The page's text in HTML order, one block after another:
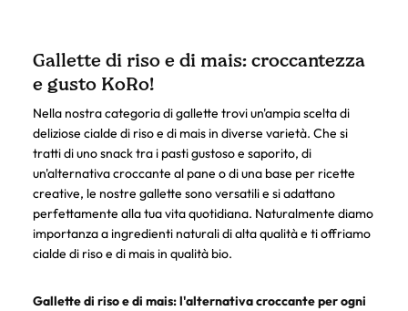
Gallette di riso e di mais: croccantezza
e gusto KoRo!
Nella nostra categoria di gallette trovi un'ampia scelta di
deliziose cialde di riso e di mais in diverse varietà. Che si
tratti di uno snack tra i pasti gustoso e saporito, di
un'alternativa croccante al pane o di una base per ricette
creative, le nostre gallette sono versatili e si adattano
perfettamente alla tua vita quotidiana. Naturalmente diamo
importanza a ingredienti naturali di alta qualità e ti offriamo
cialde di riso e di mais in qualità bio.
Gallette di riso e di mais: l'alternativa croccante per ogni